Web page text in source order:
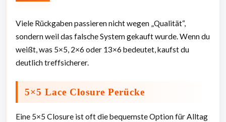
Viele Rückgaben passieren nicht wegen „Qualität“,
sondern weil das falsche System gekauft wurde. Wenn du
weißt, was 5×5, 2×6 oder 13×6 bedeutet, kaufst du
deutlich treffsicherer.
5×5 Lace Closure Perücke
Eine 5×5 Closure ist oft die bequemste Option für Alltag